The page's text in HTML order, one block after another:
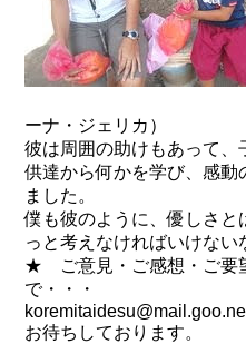
（ジェー
ーナ・ジェリカ）
彼は周囲の助けもあって、
供達から何かを学び、感動
ました。
僕も彼のように、優しさと
っと考えなければいけない
★ ご意見・ご感想・ご要
で・・・
お待ちしております。